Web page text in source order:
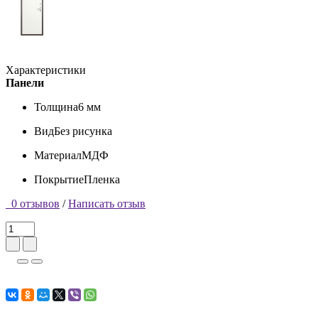
Характеристики
Панели
Толщина6 мм
ВидБез рисунка
МатериалМДФ
ПокрытиеПленка
0 отзывов / Написать отзыв